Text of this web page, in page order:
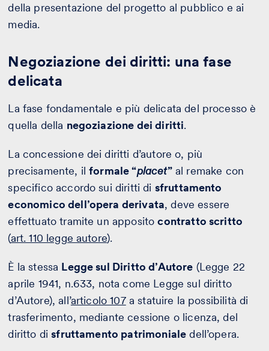
della presentazione del progetto al pubblico e ai
media.
Negoziazione dei diritti: una fase
delicata
La fase fondamentale e più delicata del processo è
quella della negoziazione dei diritti.
La concessione dei diritti d’autore o, più
precisamente, ilformale “placet”al remake con
specifico accordo sui diritti di sfruttamento
economico dell’opera derivata, deve essere
effettuato tramite un appositocontratto scritto
(art. 110 legge autore).
È la stessa Legge sul Diritto d’Autore (Legge 22
aprile 1941, n.633, nota come Legge sul diritto
d’Autore), all’articolo 107a statuire la possibilità di
trasferimento, mediante cessione o licenza, del
diritto disfruttamento patrimoniale dell’opera.